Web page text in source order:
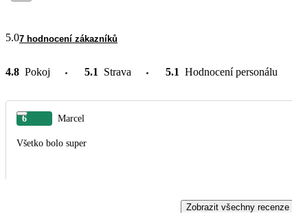
5.07 hodnocení zákazníků
4.8 Pokoj 5.1 Strava 5.1 Hodnocení personálu
6 Marcel
Všetko bolo super
Zobrazit všechny recenze